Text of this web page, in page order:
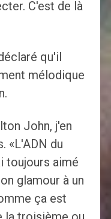
C'est de là
qu'il
mélodique
John, j'en
«L'ADN du
toujours aimé
glamour à un
ça est